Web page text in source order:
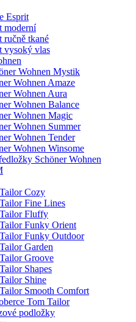
Esprit
moderní
ručně tkané
vysoký vlas
Wohnen Mystik
Wohnen Amaze
Wohnen Aura
Wohnen Balance
Wohnen Magic
Wohnen Summer
Wohnen Tender
Wohnen Winsome
Schöner Wohnen
Cozy
Fine Lines
Fluffy
Funky Orient
Funky Outdoor
Garden
Groove
Shapes
Shine
Smooth Comfort
Tom Tailor
podložky